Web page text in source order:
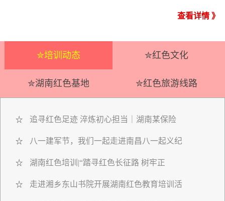
查看详情 》
✮培训动态 ✮红色文化
✮湖南红色基地 ✮红色旅游线路
☆ 追寻红色足迹 淬炼初心担当｜湖南某保险
☆ 八一建军节，我们一起走进南昌八一起义纪
☆ 湖南红色培训|“踏寻红色长征路 树牢正
☆ 走进湘乡东山书院开展湖南红色教育培训活